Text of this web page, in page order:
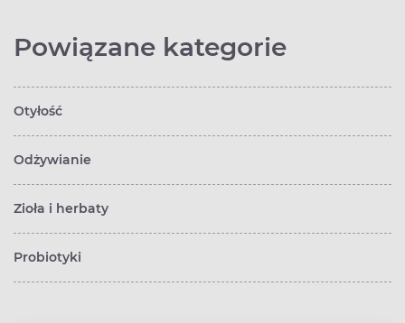
Powiązane kategorie
Otyłość
Odżywianie
Zioła i herbaty
Probiotyki